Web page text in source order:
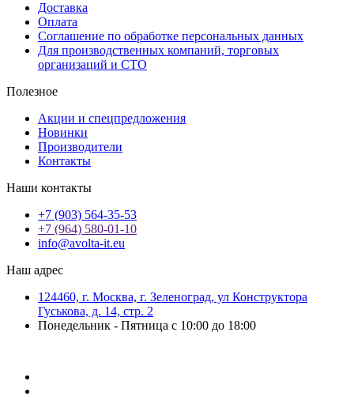
Доставка
Оплата
Соглашение по обработке персональных данных
Для производственных компаний, торговых
организаций и СТО
Полезное
Акции и спецпредложения
Новинки
Производители
Контакты
Наши контакты
+7 (903) 564-35-53
+7 (964) 580-01-10
info@avolta-it.eu
Наш адрес
124460, г. Москва, г. Зеленоград, ул Конструктора
Гуськова, д. 14, стр. 2
Понедельник - Пятница с 10:00 до 18:00